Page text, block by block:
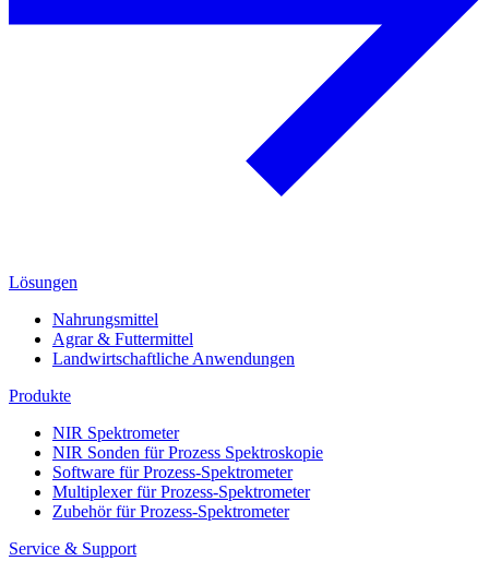
Lösungen
Nahrungsmittel
Agrar & Futtermittel
Landwirtschaftliche Anwendungen
Produkte
NIR Spektrometer
NIR Sonden für Prozess Spektroskopie
Software für Prozess-Spektrometer
Multiplexer für Prozess-Spektrometer
Zubehör für Prozess-Spektrometer
Service & Support